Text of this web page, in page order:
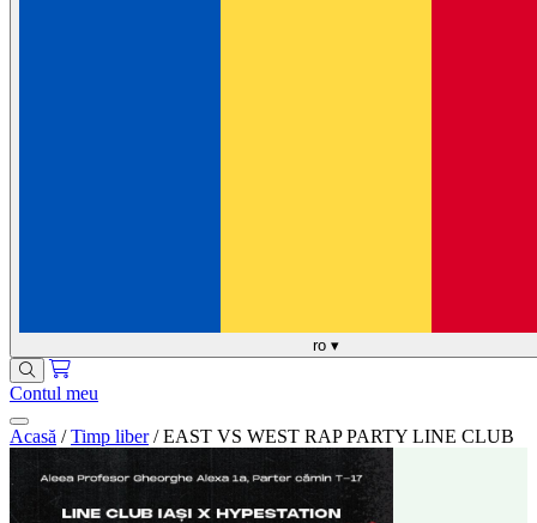
ro ▾
Contul meu
Acasă / Timp liber / EAST VS WEST RAP PARTY LINE CLUB